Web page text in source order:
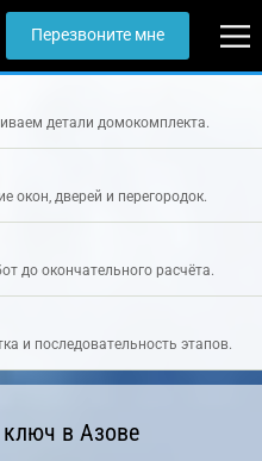
Перезвоните мне
детали домокомплекта.
окон, дверей и перегородок.
до окончательного расчёта.
и последовательность этапов.
в Азове